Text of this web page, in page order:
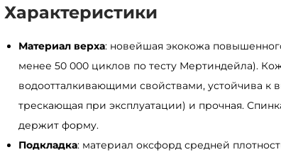
й
ю
к
з
а
к
S
Характеристики
Материал верха: новейшая экокожа
менее 50 000 циклов по тесту Мертиндейла).
водоотталкивающими свойствами, устойчива к
трескающая при эксплуатации) и прочная.
держит форму.
Подкладка: материал оксфорд средней